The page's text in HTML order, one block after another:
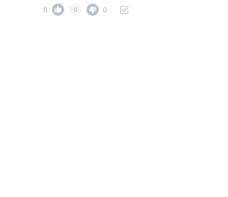
0
0 0